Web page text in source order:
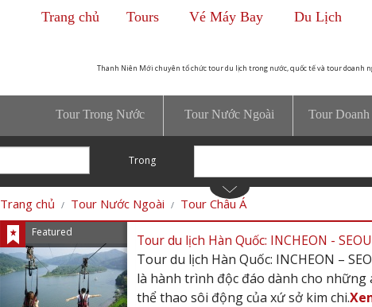
Thanh Niên Mới chuyên tổ chức tour du lịch trong nước, quốc tế và tour doanh
Trang chủ Tours Vé Máy Bay Du Lịch
Tour Trong Nước Tour Nước Ngoài Tour
Trong
Trang chủ Tour Nước Ngoài Tour Châu Á
Featured
Tour du lịch Hàn Quốc: INCHEON -
Tour du lịch Hàn Quốc: INCHEON –
là hành trình độc đáo dành cho những
thể thao sôi động của xứ sở kim chi.